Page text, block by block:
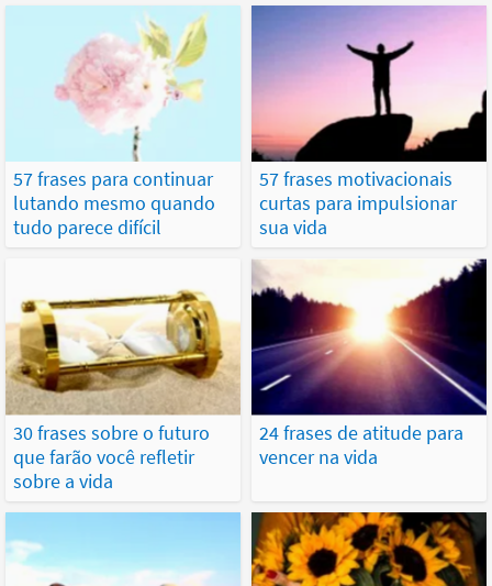
57 frases para continuar
lutando mesmo quando
tudo parece difícil
57 frases motivacionais
curtas para impulsionar
sua vida
30 frases sobre o futuro
que farão você refletir
sobre a vida
24 frases de atitude para
vencer na vida